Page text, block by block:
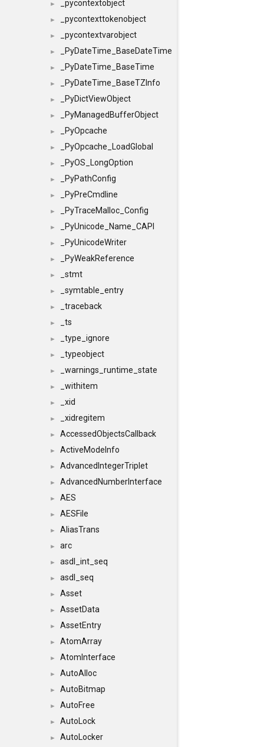
► _pycontextobject
► _pycontexttokenobject
► _pycontextvarobject
► _PyDateTime_BaseDateTime
► _PyDateTime_BaseTime
► _PyDateTime_BaseTZInfo
► _PyDictViewObject
► _PyManagedBufferObject
► _PyOpcache
► _PyOpcache_LoadGlobal
► _PyOS_LongOption
► _PyPathConfig
► _PyPreCmdline
► _PyTraceMalloc_Config
► _PyUnicode_Name_CAPI
► _PyUnicodeWriter
► _PyWeakReference
► _stmt
► _symtable_entry
► _traceback
► _ts
► _type_ignore
► _typeobject
► _warnings_runtime_state
► _withitem
► _xid
► _xidregitem
► AccessedObjectsCallback
► ActiveModeInfo
► AdvancedIntegerTriplet
► AdvancedNumberInterface
► AES
► AESFile
► AliasTrans
► arc
► asdl_int_seq
► asdl_seq
► Asset
► AssetData
► AssetEntry
► AtomArray
► AtomInterface
► AutoAlloc
► AutoBitmap
► AutoFree
► AutoLock
► AutoLocker